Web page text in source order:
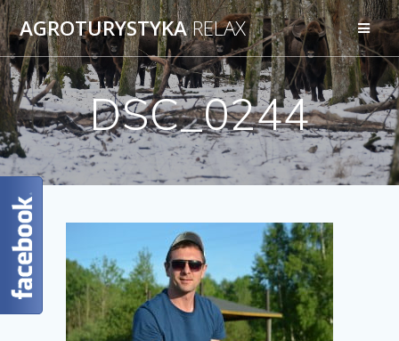
AGROTURYSTYKARELAX
DSC_0244